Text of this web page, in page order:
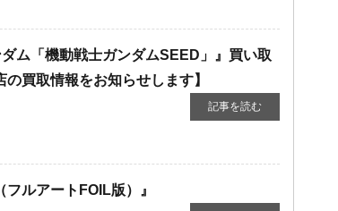
ム「機動戦士ガンダムSEED」』買い取
買取情報をお知らせします】
記事を読む
ルアートFOIL版）』